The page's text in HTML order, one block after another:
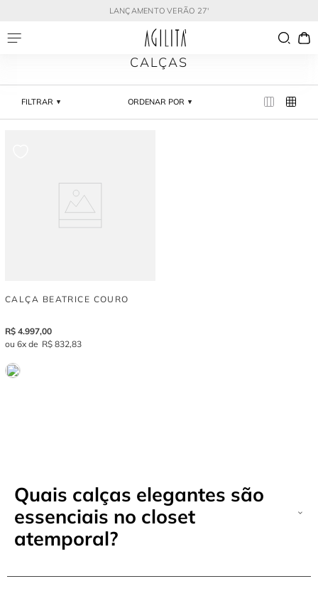
LANÇAMENTO VERÃO 27'
CALÇAS
FILTRAR ORDENAR POR
CALÇA BEATRICE COURO
R$ 4.997,00
6
R$ 832,83
Quais calças elegantes são
essenciais no closet
atemporal?